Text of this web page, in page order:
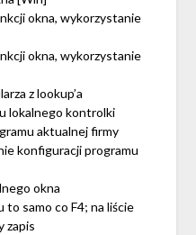
okna, wykorzystanie
okna, wykorzystanie
z lookup’a
lokalnego kontrolki
aktualnej firmy
konfiguracji programu
okna
samo co F4; na liście
zapis